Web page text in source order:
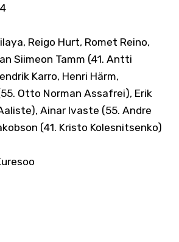
Reigo Hurt, Romet Reino,
Siimeon Tamm (41. Antti
Karro, Henri Härm,
Otto Norman Assafrei), Erik
Ainar Ivaste (55. Andre
(41. Kristo Kolesnitsenko)